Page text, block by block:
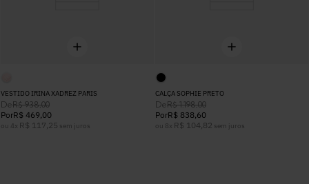
VESTIDO IRINA XADREZ PARIS
DeR$ 938,00
PorR$ 469,00
ou 4 x R$ 117,25 sem juros
CALÇA SOPHIE PRETO
DeR$ 1.198,00
PorR$ 838,60
ou 8 x R$ 104,82 sem juros